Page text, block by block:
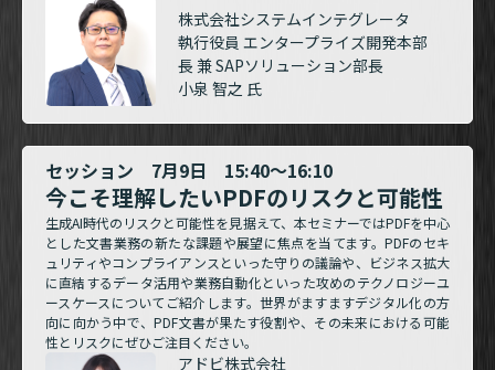
株式会社システムインテグレータ
執行役員 エンタープライズ開発本部
長 兼 SAPソリューション部長
小泉 智之 氏
セッション 7月9日 15:40～16:10
今こそ理解したいPDFのリスクと可能性
生成AI時代のリスクと可能性を見据えて、本セミナーではPDFを中心
とした文書業務の新たな課題や展望に焦点を当てます。PDFのセキ
ュリティやコンプライアンスといった守りの議論や、ビジネス拡大
に直結するデータ活用や業務自動化といった攻めのテクノロジーユ
ースケースについてご紹介します。世界がますますデジタル化の方
向に向かう中で、PDF文書が果たす役割や、その未来における可能
性とリスクにぜひご注目ください。
アドビ株式会社